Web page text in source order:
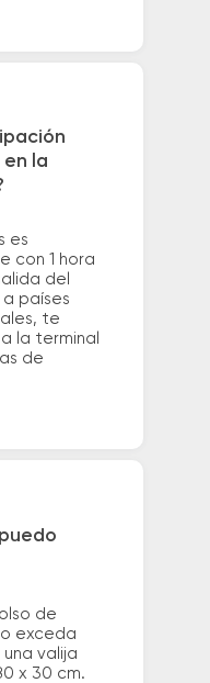
la
es
con 1 hora
del
países
te
la terminal
de
de
exceda
valija
x 30 cm.